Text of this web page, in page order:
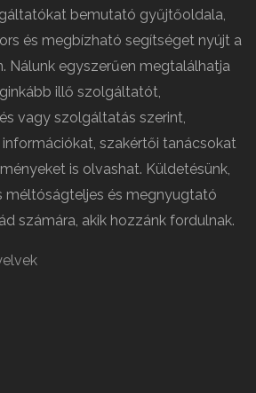
bemutató gyűjtőoldala,
és megbízható segítséget nyújt a
Nálunk egyszerűen megtalálhatja
illő szolgáltatót,
vagy szolgáltatás szerint,
szakértői tanácsokat
is olvashat. Küldetésünk,
méltóságteljes és megnyugtató
számára, akik hozzánk fordulnak.